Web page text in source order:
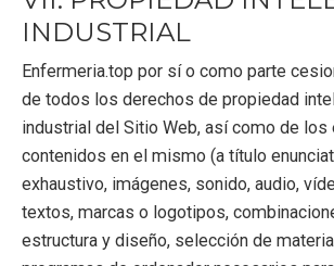
INDUSTRIAL
Enfermeria.top por sí o como parte
de todos los derechos de propiedad
industrial del Sitio Web, así como de los
contenidos en el mismo (a título
exhaustivo, imágenes, sonido, audio,
textos, marcas o logotipos,
estructura y diseño, selección de